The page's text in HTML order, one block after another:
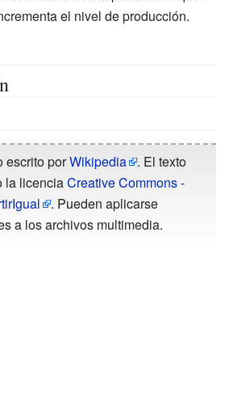
el nivel de producción.
escrito porWikipedia
. El texto
la licenciaCreative Commons -
. Pueden aplicarse
a los archivos multimedia.